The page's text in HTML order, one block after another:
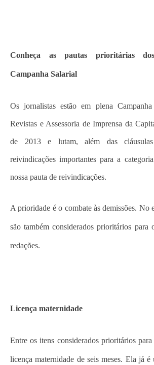
Conheça as pautas prioritárias
Campanha Salarial
Os jornalistas estão em plena Campanha
Revistas e Assessoria de Imprensa da
de 2013 e lutam, além das cláusulas
reivindicações importantes para a
nossa pauta de reivindicações.
A prioridade é o combate às demissões. No
são também considerados prioritários para
redações.
Licença maternidade
Entre os itens considerados prioritários para
licença maternidade de seis meses. Ela já é